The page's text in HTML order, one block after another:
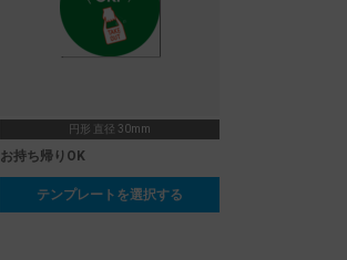
円形 直径 30mm
お持ち帰りOK
テンプレートを選択する